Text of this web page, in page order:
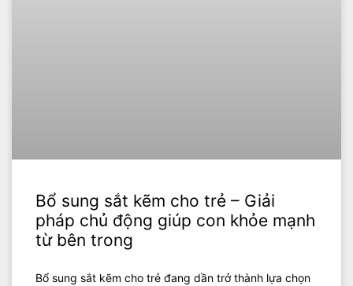
Bổ sung sắt kẽm cho trẻ – Giải
pháp chủ động giúp con khỏe mạnh
từ bên trong
Bổ sung sắt kẽm cho trẻ đang dần trở thành lựa chọn